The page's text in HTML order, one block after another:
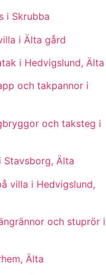
i Skrubba
i Älta gård
i Hedvigslund, Älta
och takpannor i
och taksteg i
Stavsborg, Älta
villa i Hedvigslund,
och stuprör i
Älta